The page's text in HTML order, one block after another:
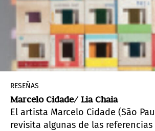
RESEÑAS
Marcelo Cidade/ Lia Chaia
El artista Marcelo Cidade (São
revisita algunas de las